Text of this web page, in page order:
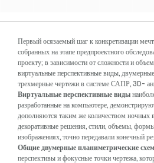
Первый осязаемый шаг к конкретизации
собранных на этапе предпроектного
проекту; в зависимости от сложности и
виртуальные перспективные виды,
трехмерные чертежи в системе САПР, 3D-
Виртуальные перспективные виды
разработанные на компьютере,
дополняются таким же количеством ночных
декоративные решения, стили, объемы,
изображениях, точно передавали конечный
Общие двумерные планиметрические
перспективы и фокусные точки чертежа,